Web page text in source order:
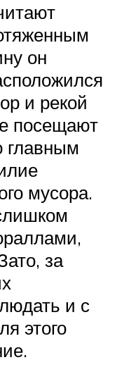
он
и рекой
посещают
главным
мусора.
за
и с
этого